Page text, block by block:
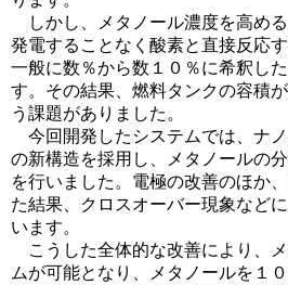
しかし、メタノール濃度を高め
発電することなく酸素と直接反応
一般に数％から数１０％に希釈し
す。その結果、燃料タンクの容積
う課題がありました。
今回開発したシステムでは、ナ
の新構造を採用し、メタノールの
を行いました。電極の改善のほか
た結果、クロスオーバー現象など
います。
こうした全体的な改善により、
ムが可能となり、メタノールを１